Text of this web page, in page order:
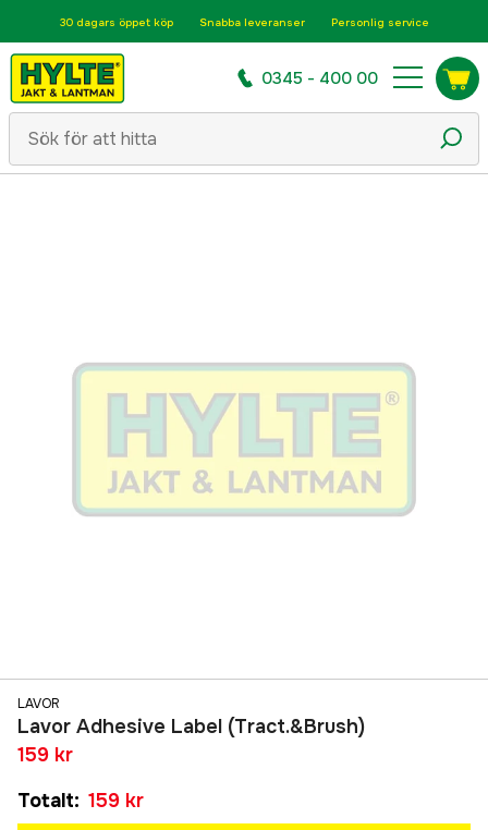
30 dagars öppet köp Snabba leveranser Personlig service
0345 - 400 00
LAVOR
Lavor Adhesive Label (Tract.&Brush)
159 kr
Totalt: 159 kr